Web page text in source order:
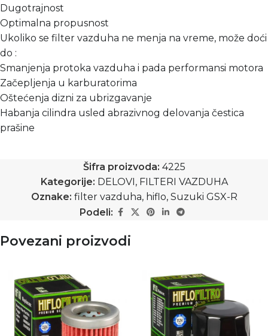
Dugotrajnost
Optimalna propusnost
Ukoliko se filter vazduha ne menja na vreme, može doći
do :
Smanjenja protoka vazduha i pada performansi motora
Začepljenja u karburatorima
Oštećenja dizni za ubrizgavanje
Habanja cilindra usled abrazivnog delovanja čestica
prašine
Šifra proizvoda: 4225
Kategorije: DELOVI, FILTERI VAZDUHA
Oznake: filter vazduha, hiflo, Suzuki GSX-R
Podeli:
Povezani proizvodi